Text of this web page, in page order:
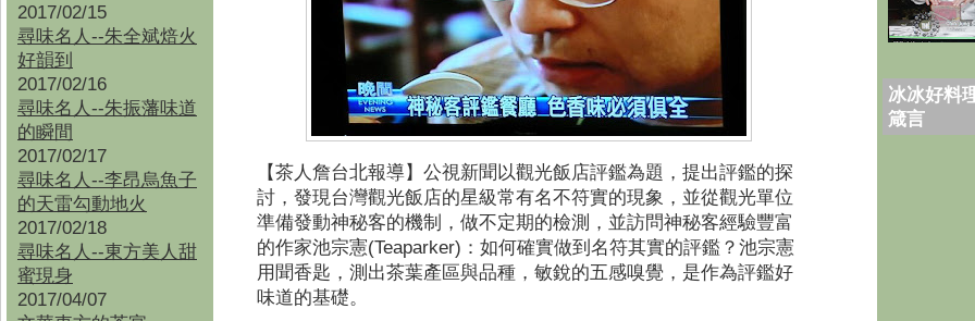
2017/02/15
尋味名人--朱全斌焙火
好韻到
2017/02/16
尋味名人--朱振藩味道
的瞬間
2017/02/17
尋味名人--李昂烏魚子
的天雷勾動地火
2017/02/18
尋味名人--東方美人甜
蜜現身
2017/04/07
【茶人詹台北報導】 公視新聞以觀光飯店評鑑為題，提出評鑑的探
討，發現台灣觀光飯店的星級常有名不符實的現象，並從觀光單位
準備發動神秘客的機制，做不定期的檢測，並訪問神秘客經驗豐富
的作家池宗憲(Teaparker) ：如何確實做到名符其實的評鑑？池宗憲
用聞香匙，測出茶葉產區與品種，敏銳的五感嗅覺，是作為評鑑好
味道的基礎。
冰冰好料
箴言